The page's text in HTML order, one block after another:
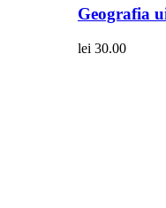
Geografia
lei 30.00